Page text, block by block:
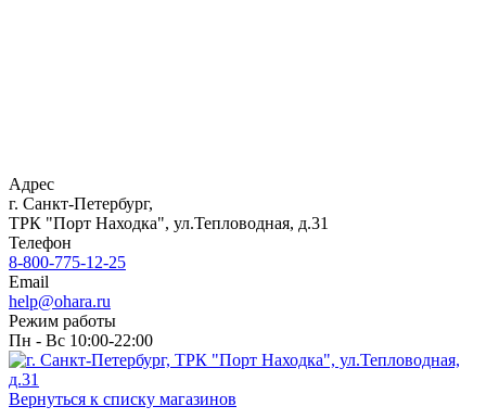
Адрес
г. Санкт-Петербург,
ТРК "Порт Находка", ул.Тепловодная, д.31
Телефон
8-800-775-12-25
Email
help@ohara.ru
Режим работы
Пн - Вс 10:00-22:00
Вернуться к списку магазинов